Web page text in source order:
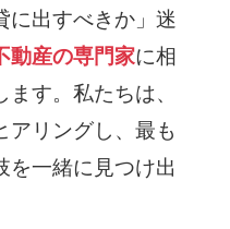
に出すべきか」迷
動産の専門家に相
す。私たちは、
アリングし、最も
を一緒に見つけ出